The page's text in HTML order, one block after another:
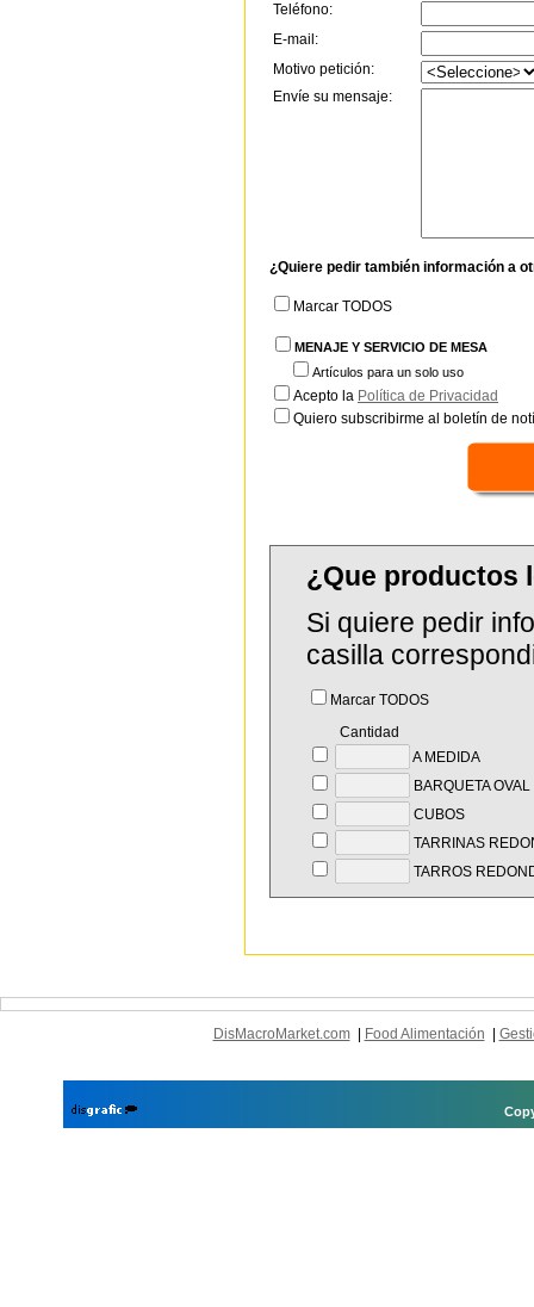
Teléfono:
E-mail:
Motivo petición:
Envíe su mensaje:
¿Quiere pedir también información a
Marcar TODOS
MENAJE Y SERVICIO DE MESA
Artículos para un solo uso
Acepto la Política de Privacidad
Quiero subscribirme al boletín de
¿Que productos
Si quiere pedir
casilla
Marcar TODOS
Cantidad
A MEDIDA
BARQUETA
CUBOS
TARRINAS
TARROS
DisMacroMarket.com| Food Alimentación